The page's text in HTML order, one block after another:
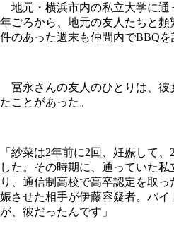
地元・横浜市内の私立大学に通
年ごろから、地元の友人たちと
件のあった週末も仲間内でBBQを
冨永さんの友人のひとりは、彼
たことがあった。
「紗菜は2年前に2回、妊娠して
した。その時期に、通っていた
り、通信制高校で高卒認定を取
娠させた相手が伊藤容疑者。バ
が、彼だったんです」